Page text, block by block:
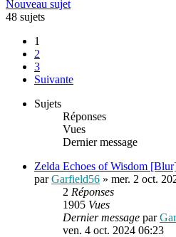
Nouveau sujet
48 sujets
1
2
3
Suivante
Sujets
Réponses
Vues
Dernier message
Zelda Echoes of Wisdom
parGarfield56 » mer. 2 oct.
2 Réponses
1905 Vues
Dernier message par
ven. 4 oct. 2024 06:23